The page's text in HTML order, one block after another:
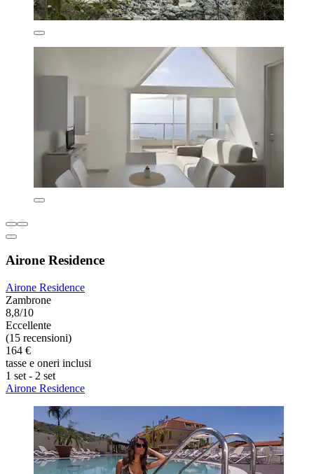
Airone Residence
Airone Residence
Zambrone
8,8/10
Eccellente
(15 recensioni)
164 €
tasse e oneri inclusi
1 set - 2 set
Airone Residence